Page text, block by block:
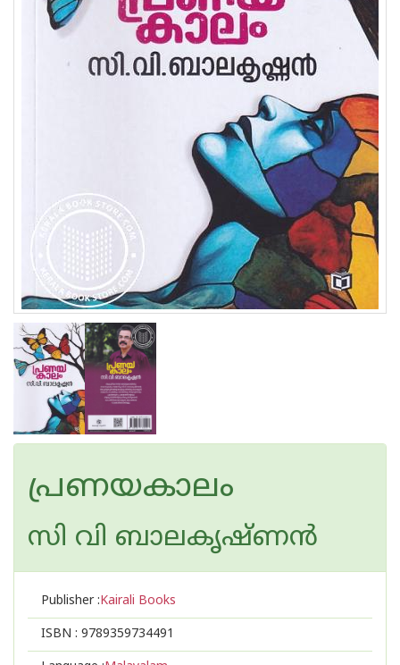
പ്രണയകാലം
സി വി ബാലകൃഷ്‌ണന്‍
Publisher :Kairali Books
ISBN : 9789359734491